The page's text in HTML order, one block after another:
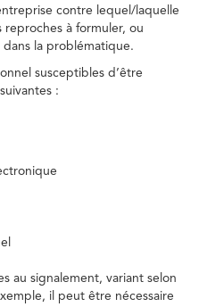
contre lequel/laquelle
reproches à formuler, ou
la problématique.
susceptibles d’être
:
au signalement, variant selon
il peut être nécessaire